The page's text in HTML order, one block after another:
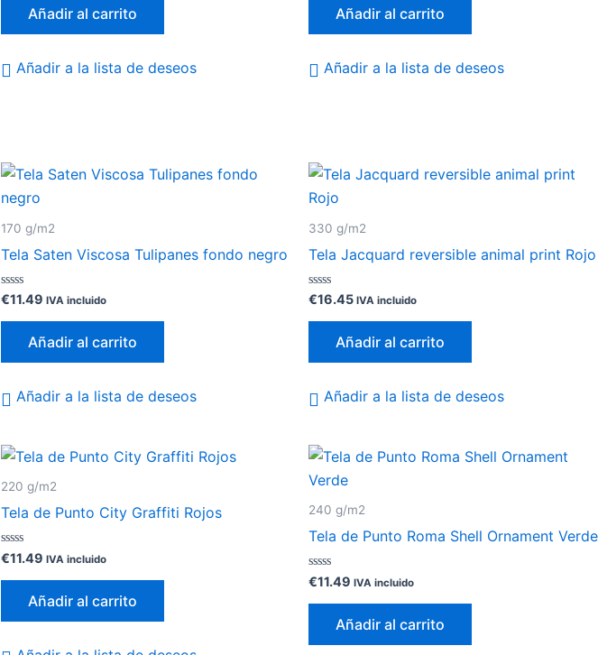
Añadir al carrito
Añadir a la lista de deseos
Añadir al carrito
Añadir a la lista de deseos
170 g/m2
Tela Saten Viscosa Tulipanes fondo negro
Valorado
0
€11.49 IVA incluido
Añadir al carrito
Añadir a la lista de deseos
330 g/m2
Tela Jacquard reversible animal print Rojo
Valorado
0
€16.45 IVA incluido
Añadir al carrito
Añadir a la lista de deseos
220 g/m2
Tela de Punto City Graffiti Rojos
Valorado
0
€11.49 IVA incluido
Añadir al carrito
240 g/m2
Tela de Punto Roma Shell Ornament Verde
Valorado
0
€11.49 IVA incluido
Añadir al carrito